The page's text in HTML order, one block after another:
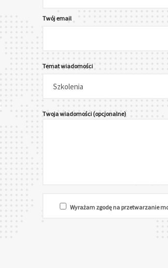
Twój email
Temat wiadomości
Twoja wiadomości (opcjonalne)
Wyrażam zgodę na przetwarzanie